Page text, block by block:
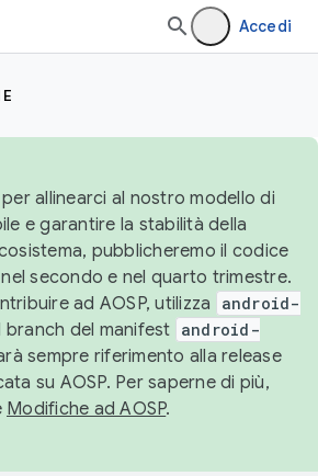
Accedi
allinearci al nostro modello di
e garantire la stabilità della
pubblicheremo il codice
secondo e nel quarto trimestre.
ad AOSP, utilizza
android-
branch del manifest android-
sempre riferimento alla release
su AOSP. Per saperne di più,
Modifiche ad AOSP.